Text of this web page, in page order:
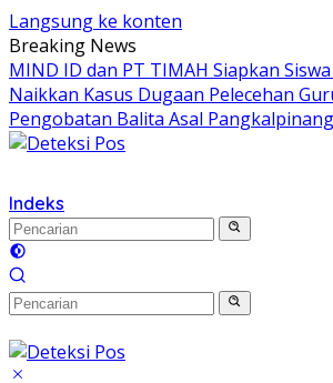
Langsung ke konten
Breaking News
MIND ID dan PT TIMAH Siapkan
Naikkan Kasus Dugaan Pelecehan
Pengobatan Balita Asal
Indeks